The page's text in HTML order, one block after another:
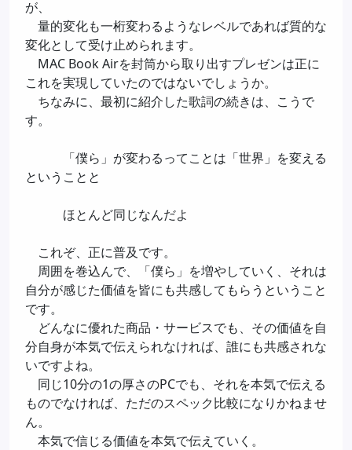
が、
量的変化も一桁変わるようなレベルであれば質的な
変化として受け止められます。
MAC Book Airを封筒から取り出すプレゼンは正に
これを実現していたのではないでしょうか。
ちなみに、最初に紹介した歌詞の続きは、こうで
す。
「僕ら」が変わるってことは「世界」を変える
ということと
ほとんど同じなんだよ
これぞ、正に普及です。
周囲を巻込んで、「僕ら」を増やしていく、それは
自分が感じた価値を皆にも共感してもらうということ
です。
どんなに優れた商品・サービスでも、その価値を自
分自身が本気で伝えられなければ、誰にも共感されな
いですよね。
同じ10分の1の厚さのPCでも、それを本気で伝える
ものでなければ、ただのスペック比較になりかねませ
ん。
本気で信じる価値を本気で伝えていく。